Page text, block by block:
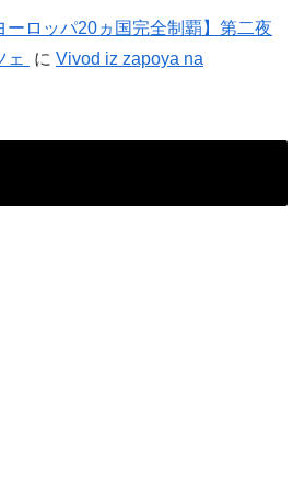
ーロッパ20ヵ国完全制覇】第二夜
ェ
に Vivod iz zapoya na